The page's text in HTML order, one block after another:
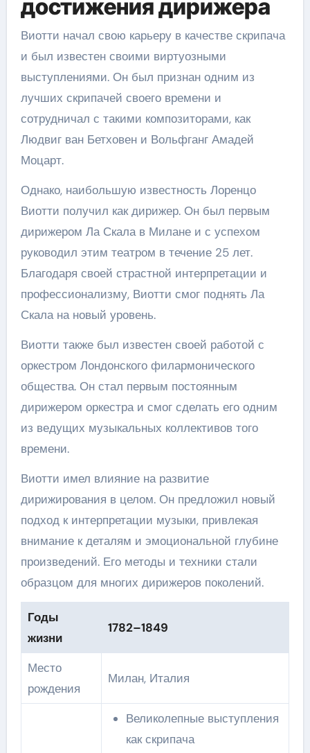
достижения дирижера
Виотти начал свою карьеру в качестве скрипача
и был известен своими виртуозными
выступлениями. Он был признан одним из
лучших скрипачей своего времени и
сотрудничал с такими композиторами, как
Людвиг ван Бетховен и Вольфганг Амадей
Моцарт.
Однако, наибольшую известность Лоренцо
Виотти получил как дирижер. Он был первым
дирижером Ла Скала в Милане и с успехом
руководил этим театром в течение 25 лет.
Благодаря своей страстной интерпретации и
профессионализму, Виотти смог поднять Ла
Скала на новый уровень.
Виотти также был известен своей работой с
оркестром Лондонского филармонического
общества. Он стал первым постоянным
дирижером оркестра и смог сделать его одним
из ведущих музыкальных коллективов того
времени.
Виотти имел влияние на развитие
дирижирования в целом. Он предложил новый
подход к интерпретации музыки, привлекая
внимание к деталям и эмоциональной глубине
произведений. Его методы и техники стали
образцом для многих дирижеров поколений.
Годы
жизни
1782–1849
Место
рождения
Милан, Италия
Великолепные выступления
как скрипача